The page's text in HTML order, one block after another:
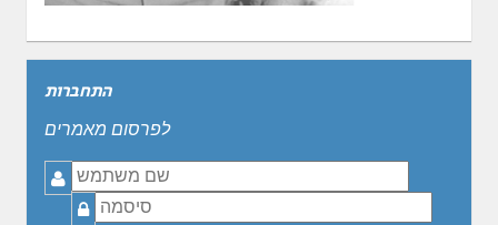
התחברות
לפרסום מאמרים
שם
משתמש
סיסמה